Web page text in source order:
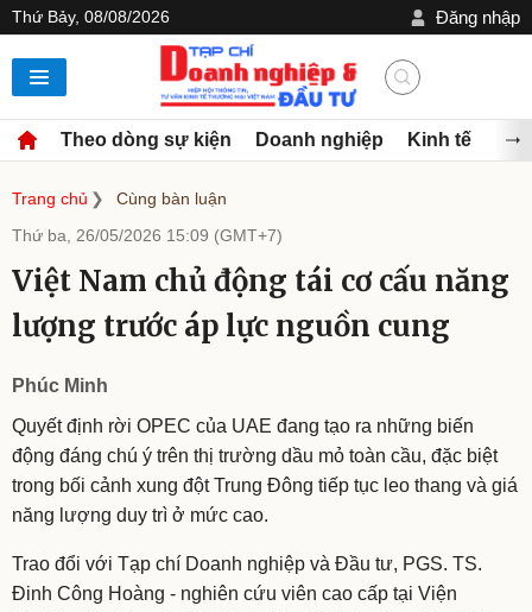
Thứ Bảy, 08/08/2026 Đăng nhập
Theo dòng sự kiện Doanh nghiệp Kinh tế
Trang chủ
Cùng bàn luận
Thứ ba, 26/05/2026 15:09 (GMT+7)
Việt Nam chủ động tái cơ cấu năng
lượng trước áp lực nguồn cung
Phúc Minh
Quyết định rời OPEC của UAE đang tạo ra những biến
động đáng chú ý trên thị trường dầu mỏ toàn cầu, đặc biệt
trong bối cảnh xung đột Trung Đông tiếp tục leo thang và giá
năng lượng duy trì ở mức cao.
Trao đổi với Tạp chí Doanh nghiệp và Đầu tư, PGS. TS.
Đinh Công Hoàng - nghiên cứu viên cao cấp tại Viện